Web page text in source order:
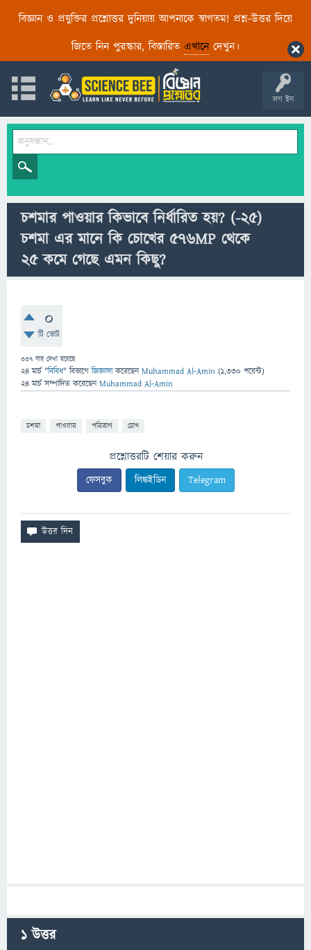
বিজ্ঞান ও প্রযুক্তির প্রশ্নোত্তর দুনিয়ায় আপনাকে স্বাগতম! প্রশ্ন-উত্তর দিয়ে
জিতে নিন পুরস্কার, বিস্তারিত এখানেদেখুন।
লগ ইন
চশমার পাওয়ার কিভাবে নির্ধারিত হয়? (-২৫)
চশমা এর মানে কি চোখের ৫৭৬MP থেকে
২৫ কমে গেছে এমন কিছু?
0
টি ভোট
337 বার দেখা হয়েছে
24 মার্চ "বিবিধ" বিভাগে জিজ্ঞাসাকরেছেনMuhammad Al-Amin (1,330 পয়েন্ট)
24 মার্চ সম্পাদিত করেছেনMuhammad Al-Amin
চশমা পাওয়ার পরিত্রাণ চোখ
প্রশ্নোত্তরটি শেয়ার করুন
ফেসবুক লিঙ্কইডিন Telegram
1উত্তর